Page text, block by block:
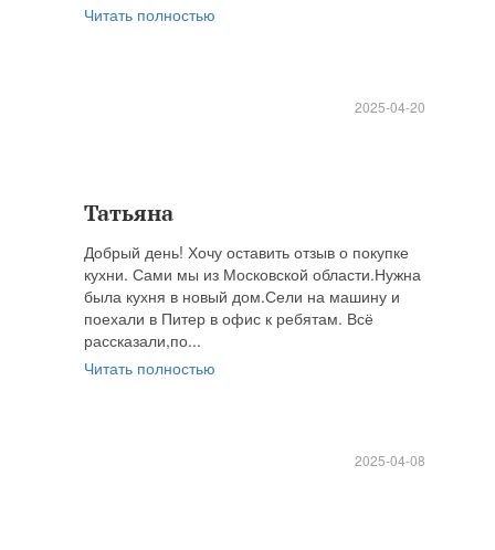
Читать полностью
2025-04-20
Татьяна
Добрый день! Хочу оставить отзыв о покупке
кухни. Сами мы из Московской области.Нужна
была кухня в новый дом.Сели на машину и
поехали в Питер в офис к ребятам. Всё
рассказали,по...
Читать полностью
2025-04-08